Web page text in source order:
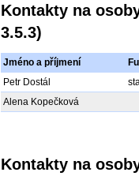
Kontakty na
3.5.3)
Jméno a příjmení
Petr Dostál
Alena Kopečková
Kontakty na